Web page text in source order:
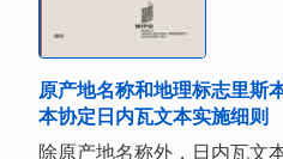
原产地名称和地理标志里斯
本协定日内瓦文本实施细则
除原产地名称外，日内瓦文